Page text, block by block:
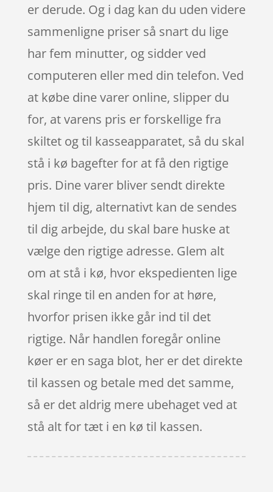
er derude. Og i dag kan du uden videre
sammenligne priser så snart du lige
har fem minutter, og sidder ved
computeren eller med din telefon. Ved
at købe dine varer online, slipper du
for, at varens pris er forskellige fra
skiltet og til kasseapparatet, så du skal
stå i kø bagefter for at få den rigtige
pris. Dine varer bliver sendt direkte
hjem til dig, alternativt kan de sendes
til dig arbejde, du skal bare huske at
vælge den rigtige adresse. Glem alt
om at stå i kø, hvor ekspedienten lige
skal ringe til en anden for at høre,
hvorfor prisen ikke går ind til det
rigtige. Når handlen foregår online
køer er en saga blot, her er det direkte
til kassen og betale med det samme,
så er det aldrig mere ubehaget ved at
stå alt for tæt i en kø til kassen.